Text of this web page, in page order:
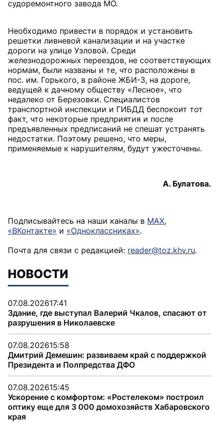
судоремонтного завода МО.
Необходимо привести в порядок и установить
решетки ливневой канализации и на участке
дороги на улице Узловой. Среди
железнодорожных переездов, не соответствующих
нормам, были названы и те, что расположены в
пос. им. Горького, в районе ЖБИ-3, на дороге,
ведущей к дачному обществу «Лесное», что
недалеко от Березовки. Специалистов
транспортной инспекции и ГИБДД беспокоит тот
факт, что некоторые предприятия и после
предъявленных предписаний не спешат устранять
недостатки. Поэтому решено, что меры,
применяемые к нарушителям, будут ужесточены.
А. Булатова.
Подписывайтесь на наши каналы в MAX,
«ВКонтакте» и «Одноклассниках».
Почта для связи с редакцией: reader@toz.khv.ru.
НОВОСТИ
07.08.202617:41
Здание, где выступал Валерий Чкалов, спасают от
разрушения в Николаевске
07.08.202615:58
Дмитрий Демешин: развиваем край с поддержкой
Президента и Полпредства ДФО
07.08.202615:45
Ускорение с комфортом: «Ростелеком» построил
оптику еще для 3 000 домохозяйств Хабаровского
края